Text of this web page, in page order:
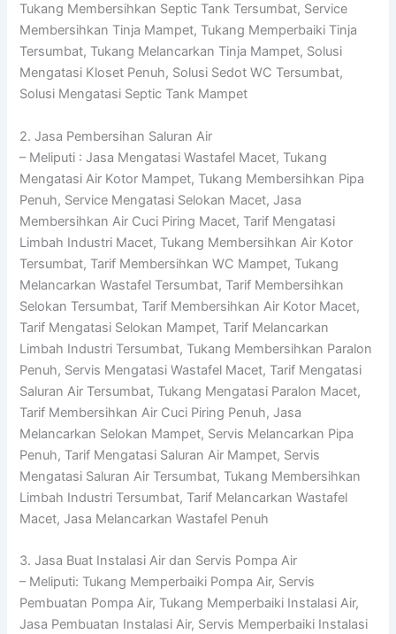
Tukang Membersihkan Septic Tank Tersumbat, Service
Membersihkan Tinja Mampet, Tukang Memperbaiki Tinja
Tersumbat, Tukang Melancarkan Tinja Mampet, Solusi
Mengatasi Kloset Penuh, Solusi Sedot WC Tersumbat,
Solusi Mengatasi Septic Tank Mampet
2. Jasa Pembersihan Saluran Air
– Meliputi : Jasa Mengatasi Wastafel Macet, Tukang
Mengatasi Air Kotor Mampet, Tukang Membersihkan Pipa
Penuh, Service Mengatasi Selokan Macet, Jasa
Membersihkan Air Cuci Piring Macet, Tarif Mengatasi
Limbah Industri Macet, Tukang Membersihkan Air Kotor
Tersumbat, Tarif Membersihkan WC Mampet, Tukang
Melancarkan Wastafel Tersumbat, Tarif Membersihkan
Selokan Tersumbat, Tarif Membersihkan Air Kotor Macet,
Tarif Mengatasi Selokan Mampet, Tarif Melancarkan
Limbah Industri Tersumbat, Tukang Membersihkan Paralon
Penuh, Servis Mengatasi Wastafel Macet, Tarif Mengatasi
Saluran Air Tersumbat, Tukang Mengatasi Paralon Macet,
Tarif Membersihkan Air Cuci Piring Penuh, Jasa
Melancarkan Selokan Mampet, Servis Melancarkan Pipa
Penuh, Tarif Mengatasi Saluran Air Mampet, Servis
Mengatasi Saluran Air Tersumbat, Tukang Membersihkan
Limbah Industri Tersumbat, Tarif Melancarkan Wastafel
Macet, Jasa Melancarkan Wastafel Penuh
3. Jasa Buat Instalasi Air dan Servis Pompa Air
– Meliputi: Tukang Memperbaiki Pompa Air, Servis
Pembuatan Pompa Air, Tukang Memperbaiki Instalasi Air,
Jasa Pembuatan Instalasi Air, Servis Memperbaiki Instalasi